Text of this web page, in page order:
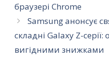
браузері Chrome
Samsung анонсує
складні Galaxy Z-
вигідними знижками